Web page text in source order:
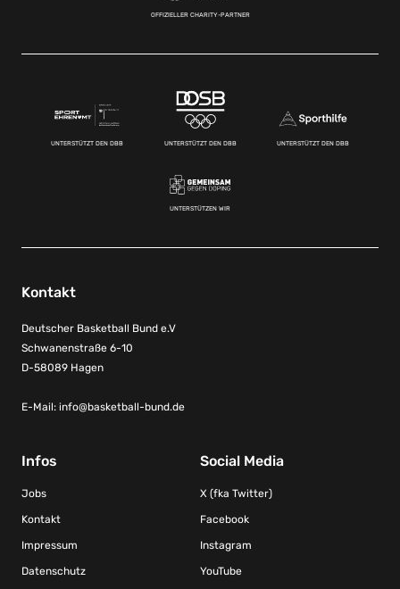
OFFIZIELLER CHARITY-PARTNER
UNTERSTÜTZT DEN DBB UNTERSTÜTZT DEN DBB UNTERSTÜTZT DEN DBB
UNTERSTÜTZEN WIR
Kontakt
Deutscher Basketball Bund e.V
Schwanenstraße 6-10
D-58089 Hagen
E-Mail: info@basketball-bund.de
Infos
Jobs
Kontakt
Impressum
Datenschutz
Social Media
X (fka Twitter)
Facebook
Instagram
YouTube